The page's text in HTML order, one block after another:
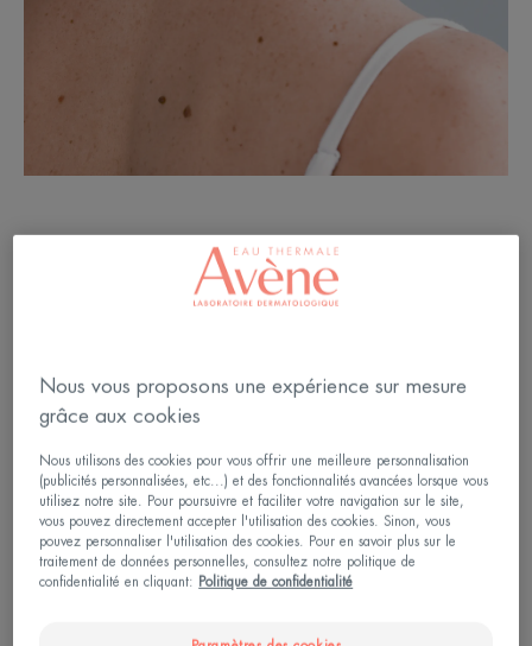
Qu’est-ce qu’un grain de
Un grain de beauté, ou naevus, est une masse de
cellules de couleur brune généralement présente sur
la peau ou les muqueuses. Les grains de beauté
sont composés des cellules mélanocytaires
responsables de la coloration et du bronzage. Ils
apparaissent de manière exogène sur la peau entre
jusqu’à l’âge adulte. La formation de grains de
Nous vous proposons une expérience sur mesure
grâce aux cookies
Nous utilisons des cookies pour vous offrir une meilleure personnalisation
(publicités personnalisées, etc...) et des fonctionnalités avancées lorsque vous
utilisez notre site. Pour poursuivre et faciliter votre navigation sur le site,
vous pouvez directement accepter l'utilisation des cookies. Sinon, vous
pouvez personnaliser l'utilisation des cookies. Pour en savoir plus sur le
traitement de données personnelles, consultez notre politique de
confidentialité en cliquant:
Politique de confidentialité